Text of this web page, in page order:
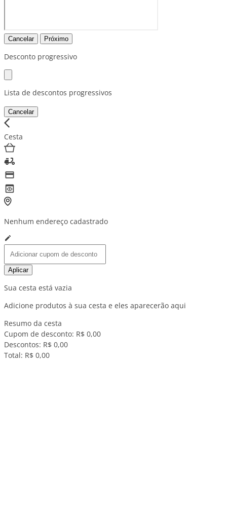
Cancelar Próximo
Desconto progressivo
Lista de descontos progressivos
Cancelar
Cesta
Nenhum endereço cadastrado
Aplicar
Sua cesta está vazia
Adicione produtos à sua cesta e eles aparecerão aqui
Resumo da cesta
Cupom de desconto: R$ 0,00
Descontos: R$ 0,00
Total: R$ 0,00